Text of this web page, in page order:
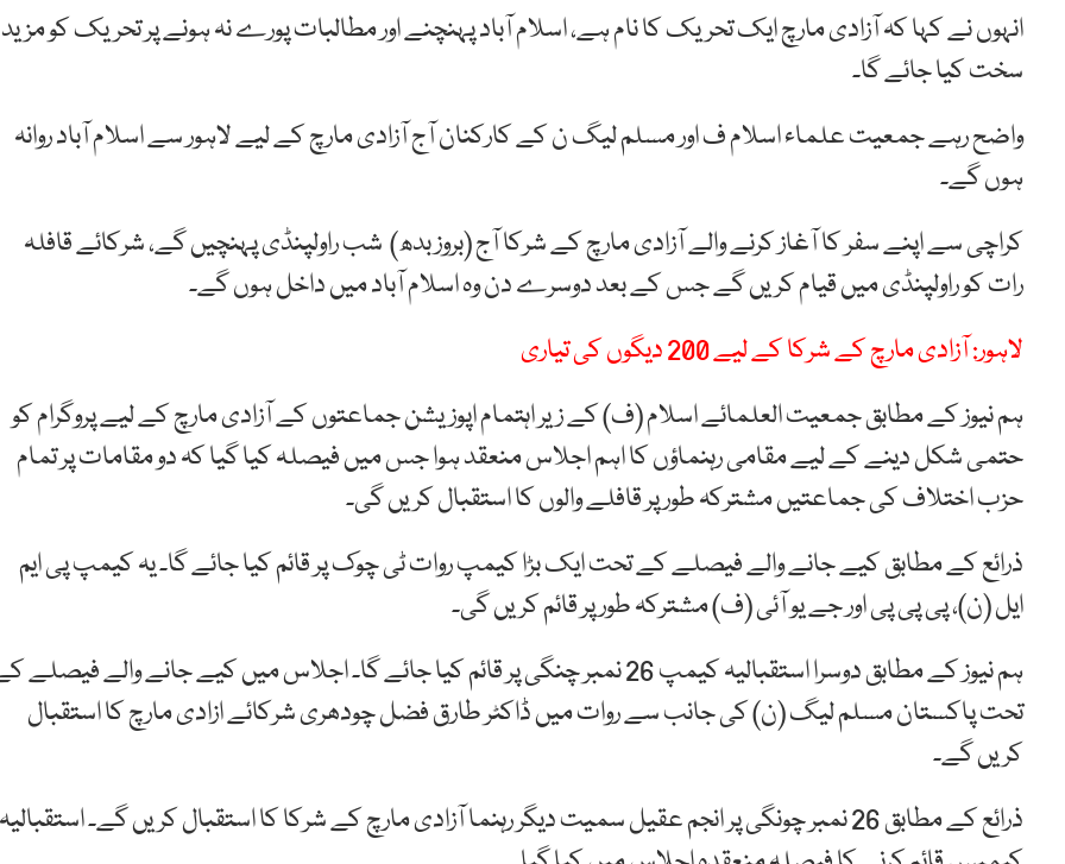
انہوں نے کہا کہ آزادی مارچ ایک تحریک کا نام ہے، اسلام آباد پہنچنے اور مطالبات پورے نہ ہونے پر تحریک کو مزید
سخت کیا جائے گا۔
واضح رہے جمعیت علماء اسلام ف اور مسلم لیگ ن کے کارکنان آج آزادی مارچ کے لیے لاہور سے اسلام آباد روانہ
ہوں گے۔
کراچی سے اپنے سفر کا آغاز کرنے والے آزادی مارچ کے شرکا آج (بروز بدھ) شب راولپنڈی پہنچیں گے، شرکائے قافلہ
رات کو راولپنڈی میں قیام کریں گے جس کے بعد دوسرے دن وہ اسلام آباد میں داخل ہوں گے۔
لاہور: آزادی مارچ کے شرکا کے لیے 200 دیگوں کی تیاری
ہم نیوز کے مطابق جمعیت العلمائے اسلام (ف) کے زیر اہتمام اپوزیشن جماعتوں کے آزادی مارچ کے لیے پروگرام کو
حتمی شکل دینے کے لیے مقامی رہنماؤں کا اہم اجلاس منعقد ہوا جس میں فیصلہ کیا گیا کہ دو مقامات پر تمام
حزب اختلاف کی جماعتیں مشترکہ طور پر قافلے والوں کا استقبال کریں گی۔
ذرائع کے مطابق کیے جانے والے فیصلے کے تحت ایک بڑا کیمپ روات ٹی چوک پر قائم کیا جائے گا۔ یہ کیمپ پی ایم
ایل (ن)، پی پی پی اور جے یو آئی (ف) مشترکہ طور پر قائم کریں گی۔
ہم نیوز کے مطابق دوسرا استقبالیہ کیمپ 26 نمبر چنگی پر قائم کیا جائے گا۔ اجلاس میں کیے جانے والے فیصلے
تحت پاکستان مسلم لیگ (ن) کی جانب سے روات میں ڈاکٹر طارق فضل چودھری شرکائے ازادی مارچ کا استقبال
کریں گے۔
ذرائع کے مطابق 26 نمبر چونگی پر انجم عقیل سمیت دیگر رہنما آزادی مارچ کے شرکا کا استقبال کریں گے۔ استقبالیہ